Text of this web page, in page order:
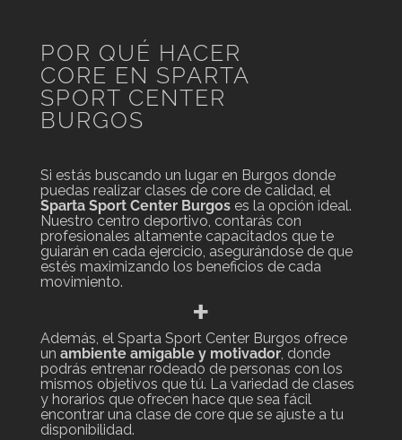
POR QUÉ HACER
CORE EN SPARTA
SPORT CENTER
BURGOS
Si estás buscando un lugar en Burgos donde
puedas realizar clases de core de calidad, el
Sparta Sport Center Burgoses la opción ideal.
Nuestro centro deportivo, contarás con
profesionales altamente capacitados que te
guiarán en cada ejercicio, asegurándose de que
estés maximizando los beneficios de cada
movimiento.
+
Además, el Sparta Sport Center Burgos ofrece
un ambiente amigable y motivador, donde
podrás entrenar rodeado de personas con los
mismos objetivos que tú. La variedad de clases
y horarios que ofrecen hace que sea fácil
encontrar una clase de core que se ajuste a tu
disponibilidad.